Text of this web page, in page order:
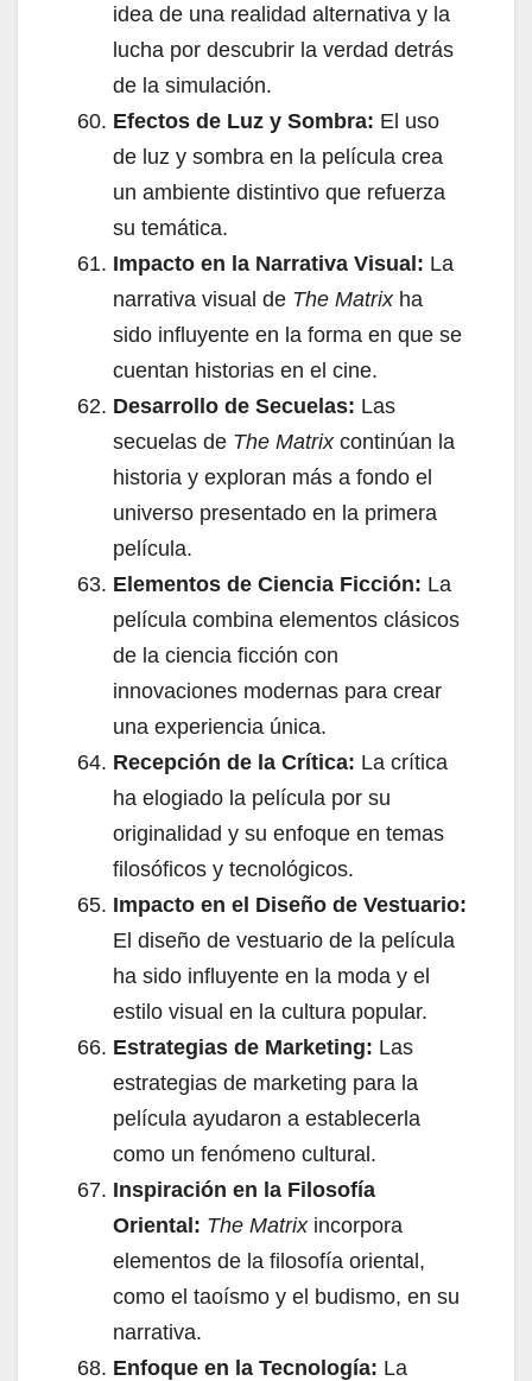
idea de una realidad alternativa y la
lucha por descubrir la verdad detrás
de la simulación.
Efectos de Luz y Sombra: El uso
de luz y sombra en la película crea
un ambiente distintivo que refuerza
su temática.
Impacto en la Narrativa Visual: La
narrativa visual de The Matrixha
sido influyente en la forma en que se
cuentan historias en el cine.
Desarrollo de Secuelas: Las
secuelas de The Matrixcontinúan la
historia y exploran más a fondo el
universo presentado en la primera
película.
Elementos de Ciencia Ficción: La
película combina elementos clásicos
de la ciencia ficción con
innovaciones modernas para crear
una experiencia única.
Recepción de la Crítica: La crítica
ha elogiado la película por su
originalidad y su enfoque en temas
filosóficos y tecnológicos.
Impacto en el Diseño de Vestuario:
El diseño de vestuario de la película
ha sido influyente en la moda y el
estilo visual en la cultura popular.
Estrategias de Marketing: Las
estrategias de marketing para la
película ayudaron a establecerla
como un fenómeno cultural.
Inspiración en la Filosofía
Oriental: The Matrixincorpora
elementos de la filosofía oriental,
como el taoísmo y el budismo, en su
narrativa.
Enfoque en la Tecnología: La